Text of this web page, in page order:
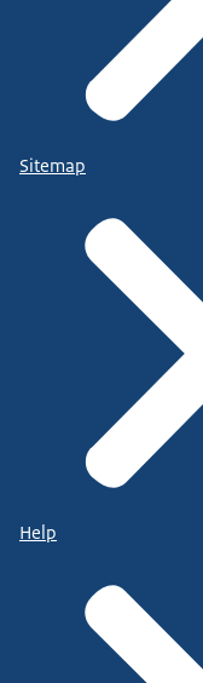
Sitemap
Help